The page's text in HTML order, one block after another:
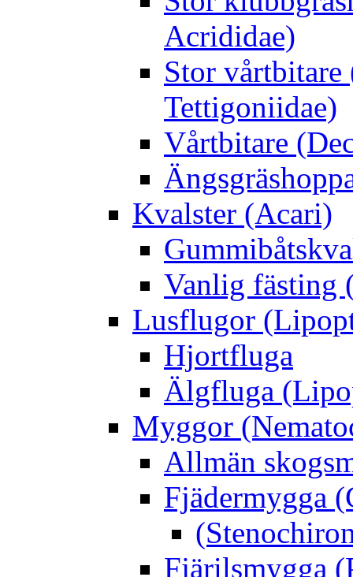
Acrididae)
Stor
Tettigoniidae)
Vårtbitare
Kvalster (Acari)
Vanlig fästing
Lusflugor
Hjortfluga
Älgfluga
Myggor
Allmän
Fjädermygga
Fjärilsmygga